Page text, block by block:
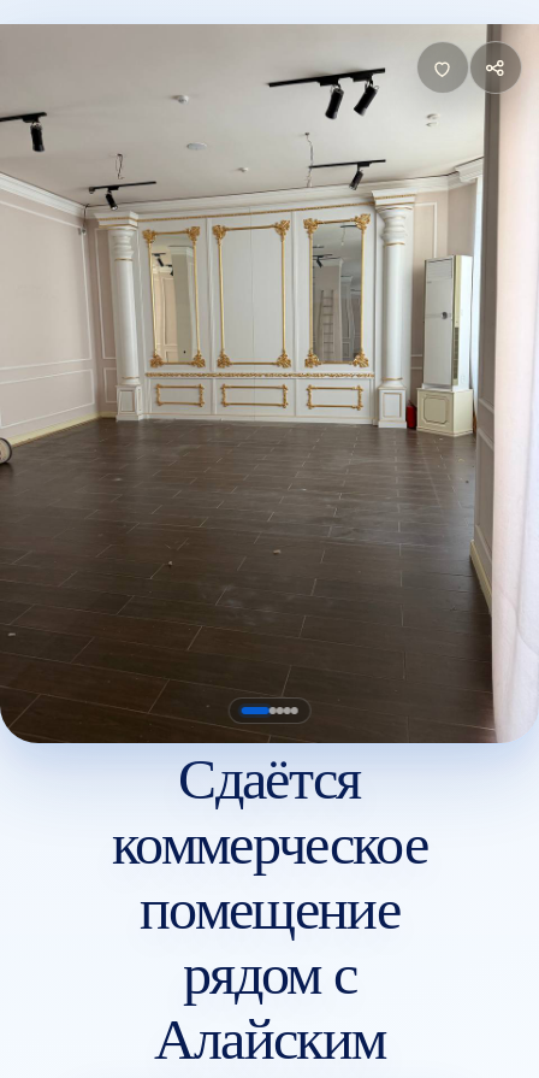
Сдаётся
коммерческое
помещение
рядом с
Алайским